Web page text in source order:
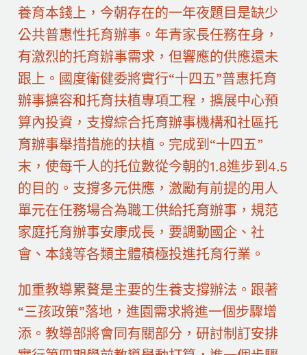
養育本錢上，今朝存在的一年夜題目是缺少
公共普惠性托育辦事。年青家長任務在身，
有激烈的托育辦事需求，但響應的供應還未
跟上。國度衛健委將實行“十四五”普惠托育
辦事擴容和托育扶植專項工程，擴展中心預
算內投資，支撐綜合托育辦事機構和社區托
育辦事舉措措施的扶植。完成到“十四五”
末，使每千人的托位數從今朝的1.8進步到4.5
的目的。支撐多元供應，激勵有前提的用人
單元在任務場合為職工供給托育辦事，規范
家庭托育辦事安康成長，要調動國企、社
會、本錢等各類主體積極投進托育行業。
加重教導累贅是主要的生養支撐辦法。跟著
“三孩政策”落地，進園需求將進一個步驟增
添。教導部將會同有關部分，研討制訂安排